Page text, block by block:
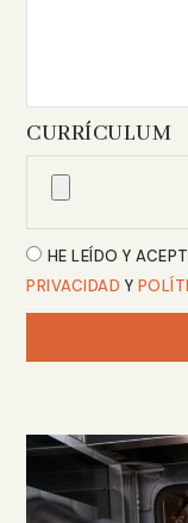
CURRÍCULUM
HE LEÍDO Y
PRIVACIDAD Y